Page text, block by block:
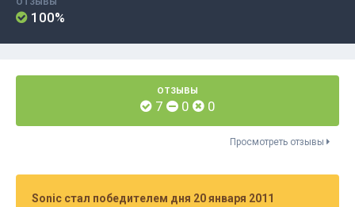
100%
ОТЗЫВЫ
7 0 0
Просмотреть отзывы
Sonic стал победителем дня 20 января 2011